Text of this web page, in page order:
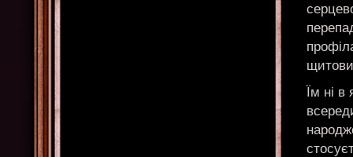
Їм ні в